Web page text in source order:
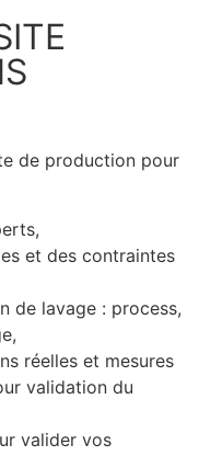
de production pour
et des contraintes
de lavage : process,
réelles et mesures
validation du
valider vos